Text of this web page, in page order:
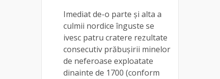
Imediat de-o parte şi alta a
culmii nordice înguste se
ivesc patru cratere rezultate
consecutiv prăbuşirii minelor
de neferoase exploatate
dinainte de 1700 (conform